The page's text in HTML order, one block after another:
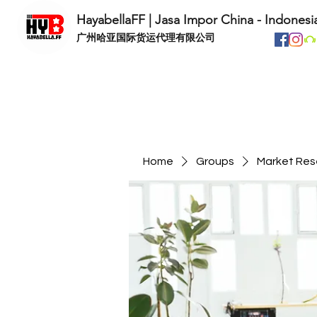
HayabellaFF | Jasa Impor China -
​广州哈亚国际货运代理有限公司
Home Groups Market